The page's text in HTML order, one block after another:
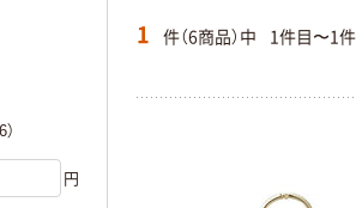
1 件（6商品）中 1件目〜1
円